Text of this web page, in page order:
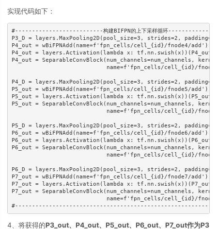
实现代码如下：
#--------------------------构建BIFPN的上下采样循环
P3_D = layers.MaxPooling2D(pool_size=3, strides=2,
P4_out = wBiFPNAdd(name=f'fpn_cells/cell_{id}/fnode4/
P4_out = layers.Activation(lambda x: tf.nn.swish(x))(P4_out)
P4_out = SeparableConvBlock(num_channels=num_channels,
name=f'fpn_cells/cell_{id}/
P4_D = layers.MaxPooling2D(pool_size=3, strides=2,
P5_out = wBiFPNAdd(name=f'fpn_cells/cell_{id}/fnode5/
P5_out = layers.Activation(lambda x: tf.nn.swish(x))(P5_out)
P5_out = SeparableConvBlock(num_channels=num_channels,
name=f'fpn_cells/cell_{id}/
P5_D = layers.MaxPooling2D(pool_size=3, strides=2,
P6_out = wBiFPNAdd(name=f'fpn_cells/cell_{id}/fnode6/
P6_out = layers.Activation(lambda x: tf.nn.swish(x))(P6_out)
P6_out = SeparableConvBlock(num_channels=num_channels,
name=f'fpn_cells/cell_{id}/
P6_D = layers.MaxPooling2D(pool_size=3, strides=2,
P7_out = wBiFPNAdd(name=f'fpn_cells/cell_{id}/fnode7/
P7_out = layers.Activation(lambda x: tf.nn.swish(x))(P7_out)
P7_out = SeparableConvBlock(num_channels=num_channels,
name=f'fpn_cells/cell_{id}/
4、将获得的P3_out、P4_out、P5_out、P6_out、P7_out作为P3